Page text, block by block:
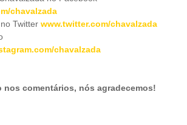
chavalzada
Twitter www.twitter.com/chavalzada
chavalzada
nos comentários, nós agradecemos!